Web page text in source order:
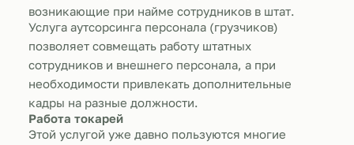
возникающие при найме сотрудников в штат.
Услуга аутсорсинга персонала (грузчиков)
позволяет совмещать работу штатных
сотрудников и внешнего персонала, а при
необходимости привлекать дополнительные
кадры на разные должности.
Работа токарей
Этой услугой уже давно пользуются многие